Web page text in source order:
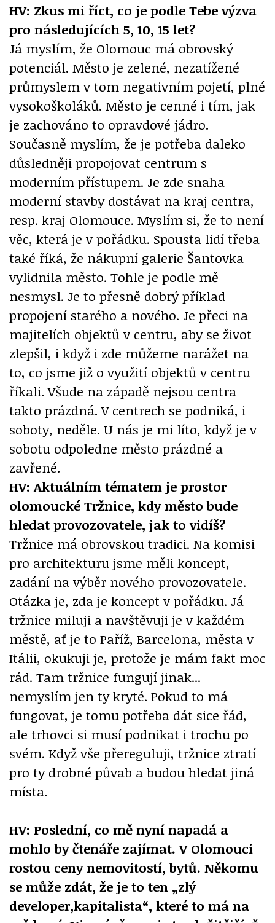
HV: Zkus mi říct, co je podle Tebe výzva
pro následujících 5, 10, 15 let?
Já myslím, že Olomouc má obrovský
potenciál. Město je zelené, nezatížené
průmyslem v tom negativním pojetí, plné
vysokoškoláků. Město je cenné i tím, jak
je zachováno to opravdové jádro.
Současně myslím, že je potřeba daleko
důsledněji propojovat centrum s
moderním přístupem. Je zde snaha
moderní stavby dostávat na kraj centra,
resp. kraj Olomouce. Myslím si, že to není
věc, která je v pořádku. Spousta lidí třeba
také říká, že nákupní galerie Šantovka
vylidnila město. Tohle je podle mě
nesmysl. Je to přesně dobrý příklad
propojení starého a nového. Je přeci na
majitelích objektů v centru, aby se život
zlepšil, i když i zde můžeme narážet na
to, co jsme již o využití objektů v centru
říkali. Všude na západě nejsou centra
takto prázdná. V centrech se podniká, i
soboty, neděle. U nás je mi líto, když je v
sobotu odpoledne město prázdné a
zavřené.
HV: Aktuálním tématem je prostor
olomoucké Tržnice, kdy město bude
hledat provozovatele, jak to vidíš?
Tržnice má obrovskou tradici. Na komisi
pro architekturu jsme měli koncept,
zadání na výběr nového provozovatele.
Otázka je, zda je koncept v pořádku. Já
tržnice miluji a navštěvuji je v každém
městě, ať je to Paříž, Barcelona, města v
Itálii, okukuji je, protože je mám fakt moc
rád. Tam tržnice fungují jinak...
nemyslím jen ty kryté. Pokud to má
fungovat, je tomu potřeba dát sice řád,
ale trhovci si musí podnikat i trochu po
svém. Když vše přereguluji, tržnice ztratí
pro ty drobné půvab a budou hledat jiná
místa.
HV: Poslední, co mě nyní napadá a
mohlo by čtenáře zajímat. V Olomouci
rostou ceny nemovitostí, bytů. Někomu
se může zdát, že je to ten „zlý
developer,kapitalista“, které to má na